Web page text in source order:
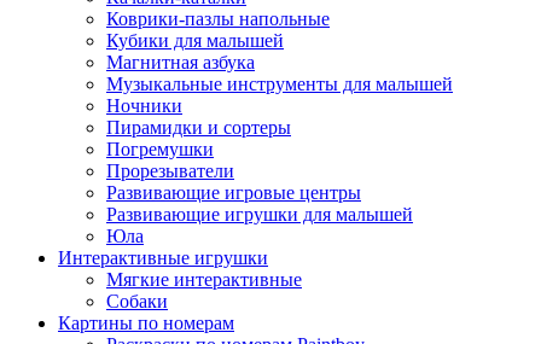
Коврики-пазлы напольные
Кубики для малышей
Магнитная азбука
Музыкальные инструменты для малышей
Ночники
Пирамидки и сортеры
Погремушки
Прорезыватели
Развивающие игровые центры
Развивающие игрушки для малышей
Юла
Интерактивные игрушки
Мягкие интерактивные
Собаки
Картины по номерам